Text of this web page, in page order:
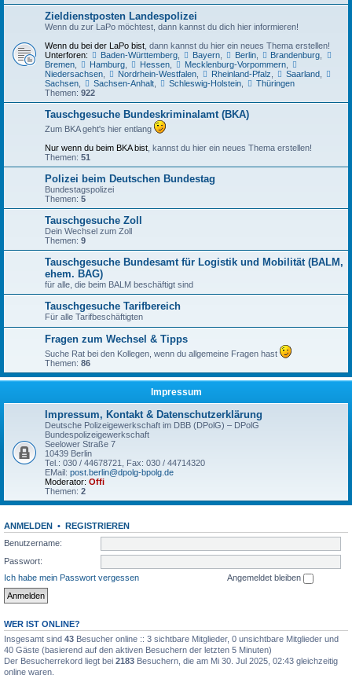
Zieldienstposten Landespolizei
Wenn du zur LaPo möchtest, dann kannst du dich hier informieren!
Wenn du bei der LaPo bist , dann kannst du hier ein neues Thema erstellen!
Unterforen:
Baden-Württemberg, Bayern, Berlin, Brandenburg
Bremen
Hamburg, Hessen, Mecklenburg-Vorpommern,
Niedersachsen
Nordrhein-Westfalen, Rheinland-Pfalz Saarland,
Sachsen
Sachsen-Anhalt, Schleswig-Holstein,
Thüringen
Themen: 922
Tauschgesuche Bundeskriminalamt (BKA)
Zum BKA geht's hier entlang
Nur wenn du beim BKA bist , kannst du hier ein neues Thema erstellen!
Themen: 51
Polizei beim Deutschen Bundestag
Bundestagspolizei
Themen: 5
Tauschgesuche Zoll
Dein Wechsel zum Zoll
Themen: 9
Tauschgesuche Bundesamt für Logistik und Mobilität (BALM,
ehem. BAG)
für alle, die beim BALM beschäftigt sind
Tauschgesuche Tarifbereich
Für alle Tarifbeschäftigten
Fragen zum Wechsel & Tipps
Suche Rat bei den Kollegen, wenn du allgemeine Fragen hast
Themen: 86
Impressum
Impressum, Kontakt & Datenschutzerklärung
Deutsche Polizeigewerkschaft im DBB (DPolG) – DPolG
Bundespolizeigewerkschaft
Seelower Straße 7
10439 Berlin
Tel.: 030 / 44678721, Fax: 030 / 44714320
EMail: post.berlin@dpolg-bpolg.de
Moderator: Offi
Themen: 2
ANMELDEN • REGISTRIEREN
Benutzername:
Passwort:
Ich habe mein Passwort vergessen
Angemeldet bleiben
WER IST ONLINE?
Insgesamt sind 43 Besucher online :: 3 sichtbare Mitglieder, 0 unsichtbare Mitglieder und
40 Gäste (basierend auf den aktiven Besuchern der letzten 5 Minuten)
Der Besucherrekord liegt bei 2183 Besuchern, die am Mi 30. Jul 2025, 02:43 gleichzeitig
online waren.